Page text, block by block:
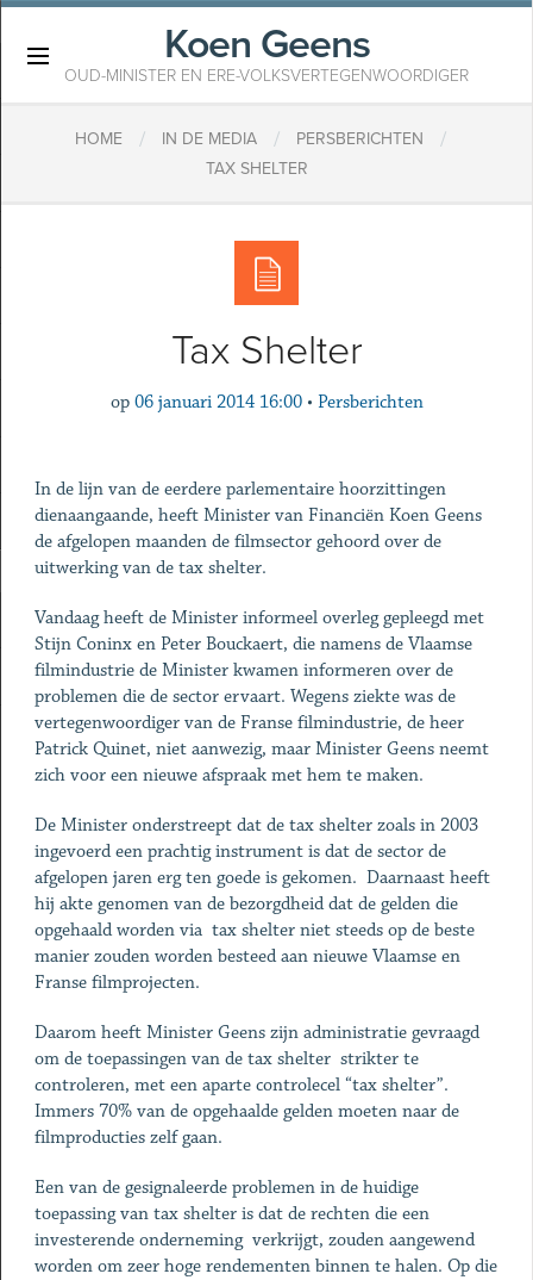
Koen Geens
OUD-MINISTER EN ERE-VOLKSVERTEGENWOORDIGER
HOME / IN DE MEDIA / PERSBERICHTEN /
TAX SHELTER
Tax Shelter
op 06 januari 2014 16:00 • Persberichten
In de lijn van de eerdere parlementaire hoorzittingen
dienaangaande, heeft Minister van Financiën Koen Geens
de afgelopen maanden de filmsector gehoord over de
uitwerking van de tax shelter.
Vandaag heeft de Minister informeel overleg gepleegd met
Stijn Coninx en Peter Bouckaert, die namens de Vlaamse
filmindustrie de Minister kwamen informeren over de
problemen die de sector ervaart. Wegens ziekte was de
vertegenwoordiger van de Franse filmindustrie, de heer
Patrick Quinet, niet aanwezig, maar Minister Geens neemt
zich voor een nieuwe afspraak met hem te maken.
De Minister onderstreept dat de tax shelter zoals in 2003
ingevoerd een prachtig instrument is dat de sector de
afgelopen jaren erg ten goede is gekomen. Daarnaast heeft
hij akte genomen van de bezorgdheid dat de gelden die
opgehaald worden via tax shelter niet steeds op de beste
manier zouden worden besteed aan nieuwe Vlaamse en
Franse filmprojecten.
Daarom heeft Minister Geens zijn administratie gevraagd
om de toepassingen van de tax shelter strikter te
controleren, met een aparte controlecel “tax shelter”.
Immers 70% van de opgehaalde gelden moeten naar de
filmproducties zelf gaan.
Een van de gesignaleerde problemen in de huidige
toepassing van tax shelter is dat de rechten die een
investerende onderneming verkrijgt, zouden aangewend
worden om zeer hoge rendementen binnen te halen. Op die